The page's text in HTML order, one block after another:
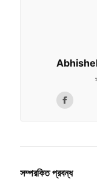
সম্পরকিত প্রবন্ধ